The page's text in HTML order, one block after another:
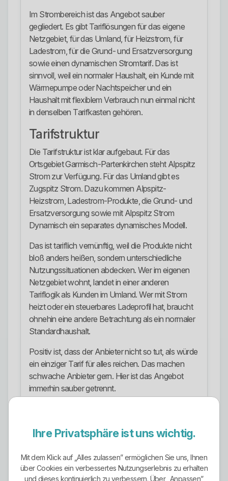
Im Strombereich ist das Angebot sauber
gegliedert. Es gibt Tariflösungen für das eigene
Netzgebiet, für das Umland, für Heizstrom, für
Ladestrom, für die Grund- und Ersatzversorgung
sowie einen dynamischen Stromtarif. Das ist
sinnvoll, weil ein normaler Haushalt, ein Kunde mit
Wärmepumpe oder Nachtspeicher und ein
Haushalt mit flexiblem Verbrauch nun einmal nicht
in denselben Tarifkasten gehören.
Tarifstruktur
Die Tarifstruktur ist klar aufgebaut. Für das
Ortsgebiet Garmisch-Partenkirchen steht Alpspitz
Strom zur Verfügung. Für das Umland gibt es
Zugspitz Strom. Dazu kommen Alpspitz-
Heizstrom, Ladestrom-Produkte, die Grund- und
Ersatzversorgung sowie mit Alpspitz Strom
Dynamisch ein separates dynamisches Modell.
Das ist tariflich vernünftig, weil die Produkte nicht
bloß anders heißen, sondern unterschiedliche
Nutzungssituationen abdecken. Wer im eigenen
Netzgebiet wohnt, landet in einer anderen
Tariflogik als Kunden im Umland. Wer mit Strom
heizt oder ein steuerbares Ladeprofil hat, braucht
ohnehin eine andere Betrachtung als ein normaler
Standardhaushalt.
Positiv ist, dass der Anbieter nicht so tut, als würde
ein einziger Tarif für alles reichen. Das machen
schwache Anbieter gern. Hier ist das Angebot
immerhin sauber getrennt.
Die Ökostrom-Ausrichtung ist vorhanden, aber
man sollte nicht schlampig formulieren. Nach
außen sichtbar ist vor allem die Zusatzoption
ökoLOGISCH, die als zertifizierter
Wasserkraftstrom angeboten wird. Das heißt: Wer
Ihre Privatsphäre ist uns wichtig.
Mit dem Klick auf „Alles zulassen” ermöglichen Sie uns, Ihnen
über Cookies ein verbessertes Nutzungserlebnis zu erhalten
und dieses kontinuierlich zu verbessern. Über „Anpassen”